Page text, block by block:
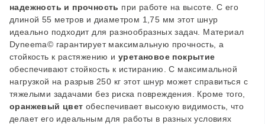
надежность и прочность при работе на высоте. С его
длиной 55 метров и диаметром 1,75 мм этот шнур
идеально подходит для разнообразных задач. Материал
Dyneema© гарантирует максимальную прочность, а
стойкость к растяжению и уретановое покрытие
обеспечивают стойкость к истиранию. С максимальной
нагрузкой на разрыв 250 кг этот шнур может справиться с
тяжелыми задачами без риска повреждения. Кроме того,
оранжевый цвет обеспечивает высокую видимость, что
делает его идеальным для работы в разных условиях